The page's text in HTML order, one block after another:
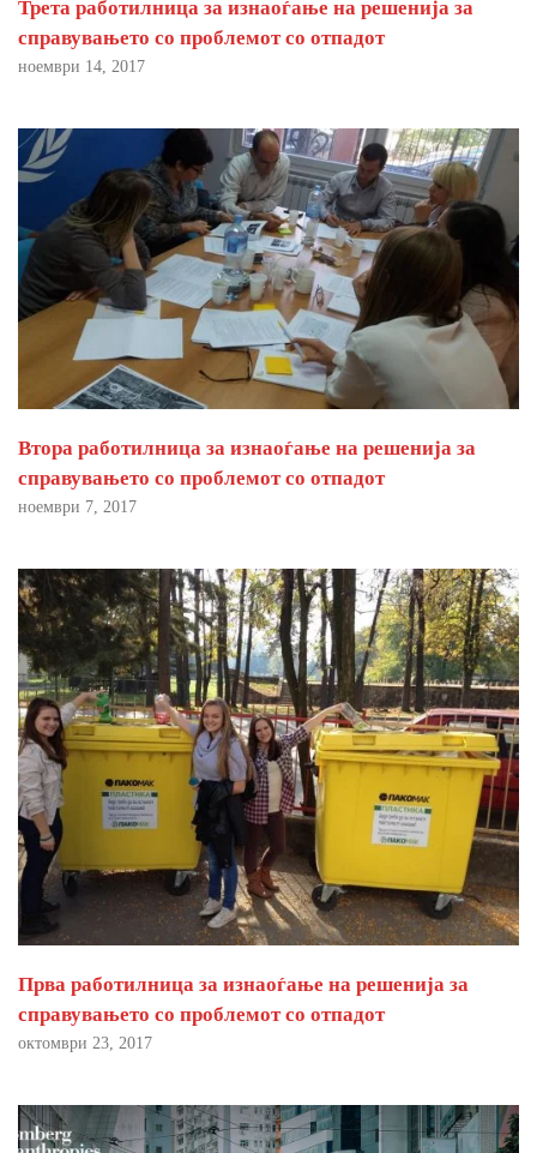
Трета работилница за изнаоѓање на решенија за
справувањето со проблемот со отпадот
ноември 14, 2017
Втора работилница за изнаоѓање на решенија за
справувањето со проблемот со отпадот
ноември 7, 2017
Прва работилница за изнаоѓање на решенија за
справувањето со проблемот со отпадот
октомври 23, 2017